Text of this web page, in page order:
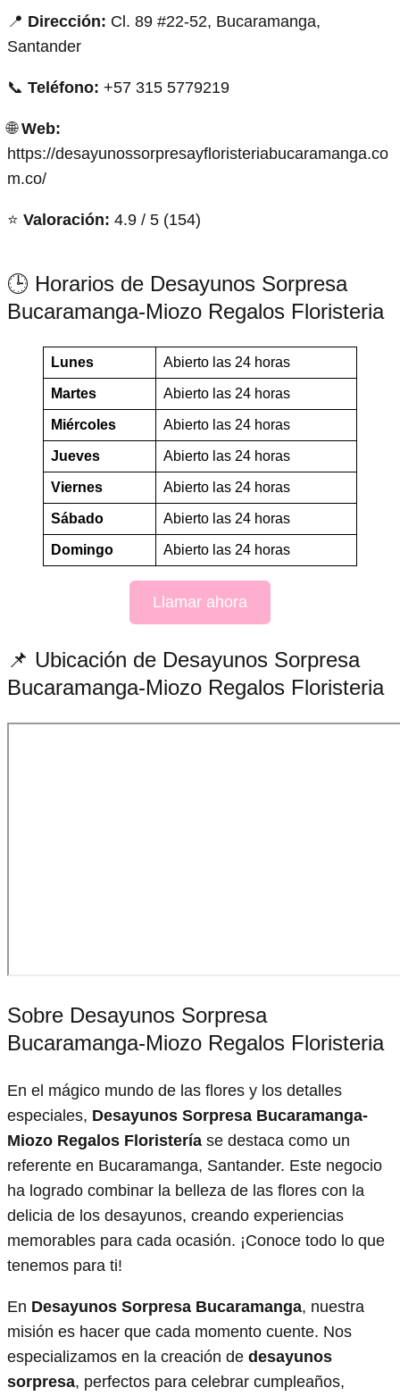
📍 Dirección: Cl. 89 #22-52, Bucaramanga,
Santander
📞 Teléfono: +57 315 5779219
🌐Web:
https://desayunossorpresayfloristeriabucaramanga.co
m.co/
⭐ Valoración: 4.9 / 5 (154)
🕒 Horarios de Desayunos Sorpresa
Bucaramanga-Miozo Regalos Floristeria
Lunes Abierto las 24 horas
Martes Abierto las 24 horas
Miércoles Abierto las 24 horas
Jueves Abierto las 24 horas
Viernes Abierto las 24 horas
Sábado Abierto las 24 horas
Domingo Abierto las 24 horas
Llamar ahora
📌 Ubicación de Desayunos Sorpresa
Bucaramanga-Miozo Regalos Floristeria
Sobre Desayunos Sorpresa
Bucaramanga-Miozo Regalos Floristeria
En el mágico mundo de las flores y los detalles
especiales, Desayunos Sorpresa Bucaramanga-
Miozo Regalos Floristería se destaca como un
referente en Bucaramanga, Santander. Este negocio
ha logrado combinar la belleza de las flores con la
delicia de los desayunos, creando experiencias
memorables para cada ocasión. ¡Conoce todo lo que
tenemos para ti!
En Desayunos Sorpresa Bucaramanga, nuestra
misión es hacer que cada momento cuente. Nos
especializamos en la creación de desayunos
sorpresa, perfectos para celebrar cumpleaños,